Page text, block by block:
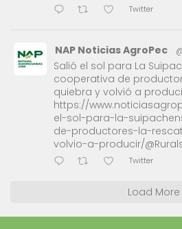
Twitter
NAP Noticias AgroPec
Salió el sol para La
cooperativa de
quiebra y volvió a
https://
el-sol-para-la-
de-productores-la-
volvio-a-producir/
Twitter
Load More